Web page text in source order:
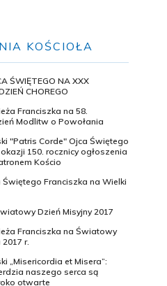
KOŚCIOŁA
ŚWIĘTEGO NA XXX
CHOREGO
Franciszka na 58.
Modlitw o Powołania
"Patris Corde" Ojca Świętego
150. rocznicy ogłoszenia
Kościo
Świętego Franciszka na Wielki
Dzień Misyjny 2017
Franciszka na Światowy
r.
„Misericordia et Misera”:
naszego serca są
otwarte